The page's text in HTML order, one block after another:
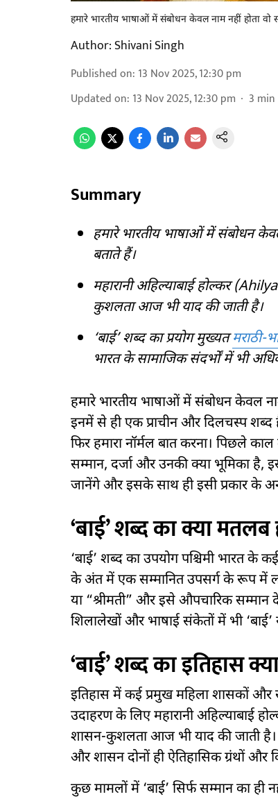
हमारे भारतीय भाषाओं में संबोधन केवल नाम नहीं होता
Author:Shivani Singh
Published on: 13 Nov 2025, 12:30 pm
Updated on: 13 Nov 2025, 12:30 pm 3
Summary
हमारे भारतीय भाषाओं में संबोधन
बताते हैं।
महारानी अहिल्याबाई होल्कर
कुशलता आज भी याद की जाती है।
‘बाई’ शब्द का प्रयोग मुख्यतमराठी-
भारत के सामाजिक संदर्भों में भी
हमारे भारतीय भाषाओं में संबोधन केवल
इनमें से ही एक प्राचीन और दिलचस्प शब्द है
फिर हमारा नॉर्मल बात करना। पिछले
सम्मान, दर्जा और उनकी क्या भूमिका है,
जानेंगे और इसके साथ ही इसी प्रकार के
‘बाई’ शब्द का क्या मतलब
‘बाई’ शब्द का उपयोग पश्चिमी भारत के
के अंत में एक सम्मानित उपसर्ग के रूप में
या “श्रीमती” और इसे औपचारिक सम्मान
शिलालेखों और भाषाई संकेतों में भी
‘बाई’ शब्द का इतिहास
इतिहास में कई प्रमुख महिला शासकों
उदाहरण के लिए महारानी अहिल्याबाई
शासन-कुशलता आज भी याद की जाती है।
और शासन दोनों ही ऐतिहासिक ग्रंथों और
कुछ मामलों में ‘बाई’ सिर्फ सम्मान का ही